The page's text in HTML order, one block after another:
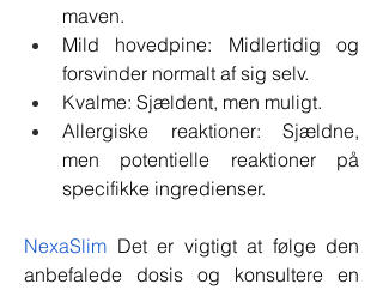
maven.
Mild hovedpine: Midlertidig og
forsvinder normalt af sig selv.
Kvalme: Sjældent, men muligt.
Allergiske reaktioner: Sjældne,
men potentielle reaktioner på
specifikke ingredienser.
NexaSlim Det er vigtigt at følge den
anbefalede dosis og konsultere en